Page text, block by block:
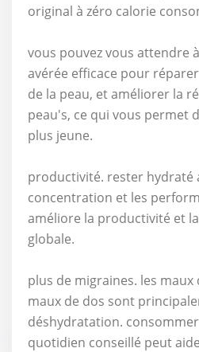
original à zéro calorie
vous pouvez vous attendre
avérée efficace pour
de la peau, et améliorer la
peau's, ce qui vous permet
plus jeune.
productivité. rester hydraté
concentration et les
améliore la productivité et
globale.
plus de migraines. les maux
maux de dos sont
déshydratation.
quotidien conseillé peut